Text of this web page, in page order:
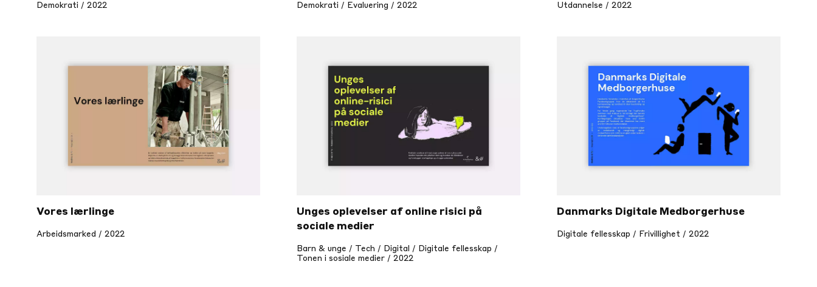
Demokrati / 2022 Demokrati / Evaluering / 2022 Utdannelse / 2022
Vores lærlinge
Arbeidsmarked / 2022
Unges oplevelser af online risici på
sociale medier
Barn & unge / Tech / Digital / Digitale fellesskap /
Tonen i sosiale medier / 2022
Danmarks Digitale Medborgerhuse
Digitale fellesskap / Frivillighet / 2022